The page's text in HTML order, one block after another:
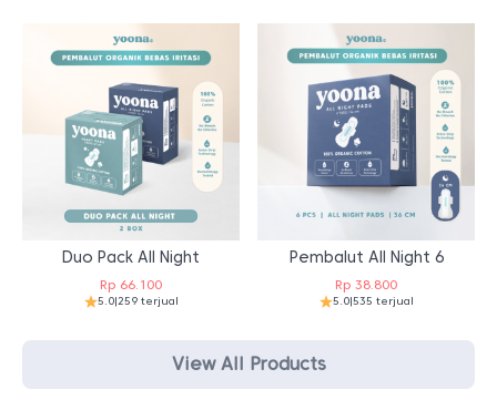
Duo Pack All Night
Rp66.100
259 terjual
Pembalut All Night 6
Rp38.800
5.0|535 terjual
View All Products
Rekomendasi